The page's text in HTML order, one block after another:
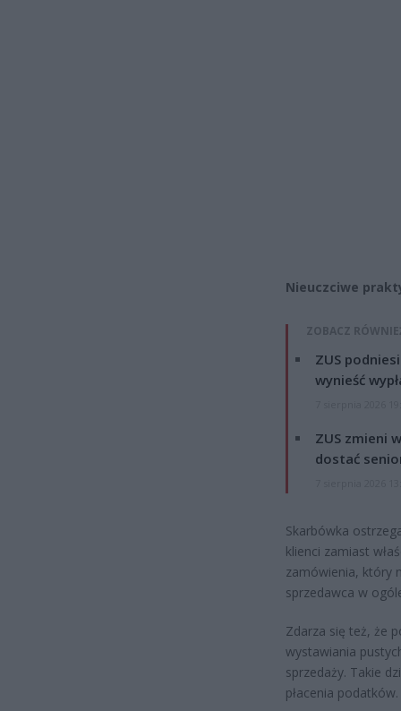
Nieuczciwe
ZOBACZ
ZUS
wynieść
ZUS zmieni
dostać
Skarbówka
klienci zamiast
zamówienia, który
sprzedawca w
Zdarza się też, że
wystawiania
sprzedaży. Takie
płacenia podatków.